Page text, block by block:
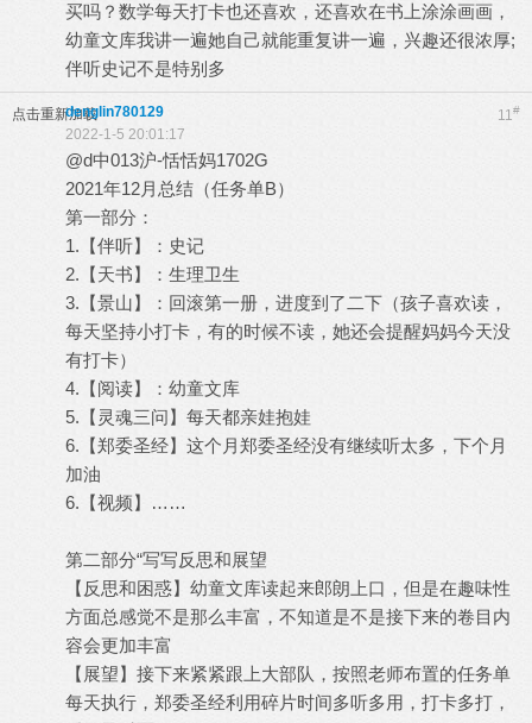
买吗？数学每天打卡也还喜欢，还喜欢在书上涂涂画画，
幼童文库我讲一遍她自己就能重复讲一遍，兴趣还很浓厚;
伴听史记不是特别多
点击重新加载 11#
denglin780129
2022-1-5 20:01:17
@d中013沪-恬恬妈1702G
2021年12月总结（任务单B）
第一部分：
1.【伴听】：史记
2.【天书】：生理卫生
3.【景山】：回滚第一册，进度到了二下（孩子喜欢读，
每天坚持小打卡，有的时候不读，她还会提醒妈妈今天没
有打卡）
4.【阅读】：幼童文库
5.【灵魂三问】每天都亲娃抱娃
6.【郑委圣经】这个月郑委圣经没有继续听太多，下个月
加油
6.【视频】……
第二部分“写写反思和展望
【反思和困惑】幼童文库读起来郎朗上口，但是在趣味性
方面总感觉不是那么丰富，不知道是不是接下来的卷目内
容会更加丰富
【展望】接下来紧紧跟上大部队，按照老师布置的任务单
每天执行，郑委圣经利用碎片时间多听多用，打卡多打，